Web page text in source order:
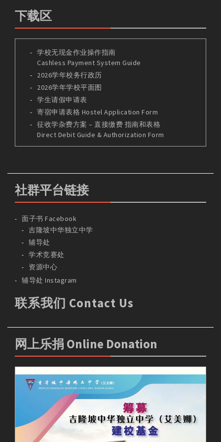
下载区
学校无现金作业操作指南
Cashless Payment System Guide
2026学年校务行政历
2026学年学校平面图
学生请假申请表
寄宿申请表格 Hostel Application Form
征收学杂费方案 – 直接缴费 指南和表格
Direct Debit Guide & Authorization Form
社群平台链接
面子书 Facebook
吉隆坡中华独立中学
辅导处
学术竞赛处
资源中心
辅导处 Instagram
联系我们 Contact Us
网上乐捐 Online Donation